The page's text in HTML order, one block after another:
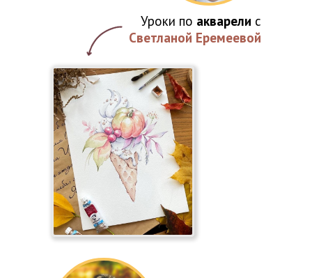
Уроки по акварели с
Светланой Еремеевой